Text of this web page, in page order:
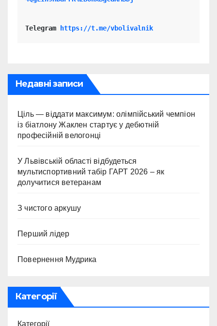
Telegram https://t.me/vbolivalnik
Недавні записи
Ціль — віддати максимум: олімпійський чемпіон
із біатлону Жаклен стартує у дебютній
професійній велогонці
У Львівській області відбудеться
мультиспортивний табір ГАРТ 2026 – як
долучитися ветеранам
З чистого аркушу
Перший лідер
Повернення Мудрика
Категорії
Категорії